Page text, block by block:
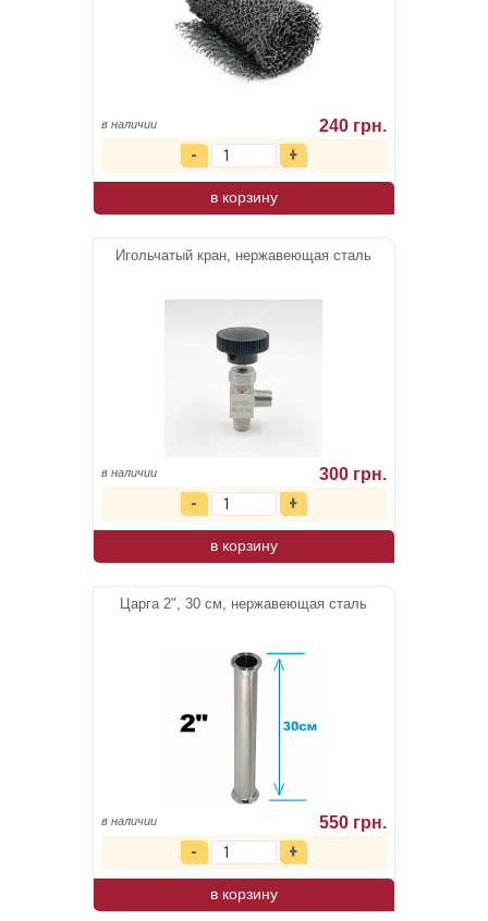
в наличии 240 грн.
в корзину
Игольчатый кран, нержавеющая сталь
в наличии 300 грн.
в корзину
Царга 2", 30 см, нержавеющая сталь
в наличии 550 грн.
в корзину